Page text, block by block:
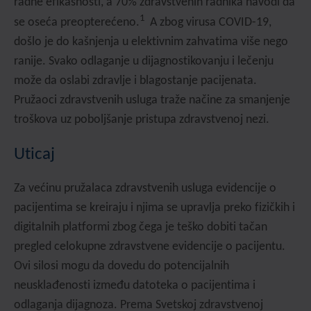
se oseća preopterećeno. 1 A zbog virusa COVID-19,
došlo je do kašnjenja u elektivnim zahvatima više nego
ranije. Svako odlaganje u dijagnostikovanju i lečenju
može da oslabi zdravlje i blagostanje pacijenata.
Pružaoci zdravstvenih usluga traže načine za smanjenje
troškova uz poboljšanje pristupa zdravstvenoj nezi.
Uticaj
Za većinu pružalaca zdravstvenih usluga evidencije o
pacijentima se kreiraju i njima se upravlja preko fizičkih i
digitalnih platformi zbog čega je teško dobiti tačan
pregled celokupne zdravstvene evidencije o pacijentu.
Ovi silosi mogu da dovedu do potencijalnih
neusklađenosti između datoteka o pacijentima i
odlaganja dijagnoza. Prema Svetskoj zdravstvenoj